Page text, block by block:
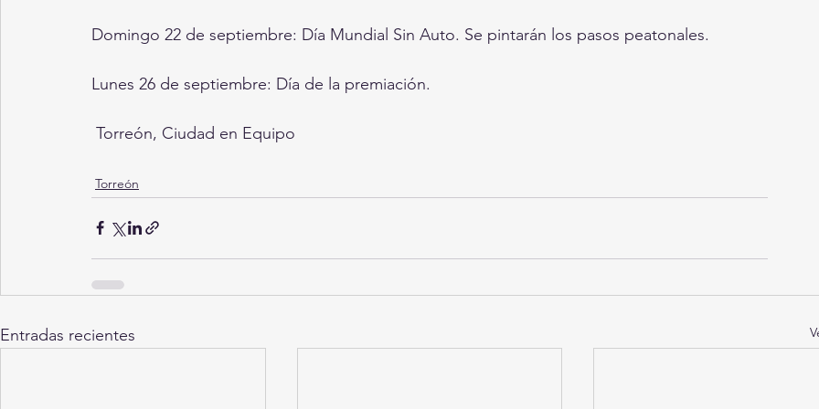
Domingo 22 de septiembre: Día Mundial Sin Auto. Se pintarán los pasos peatonales.
Lunes 26 de septiembre: Día de la premiación.
Torreón, Ciudad en Equipo
Torreón
Entradas recientes